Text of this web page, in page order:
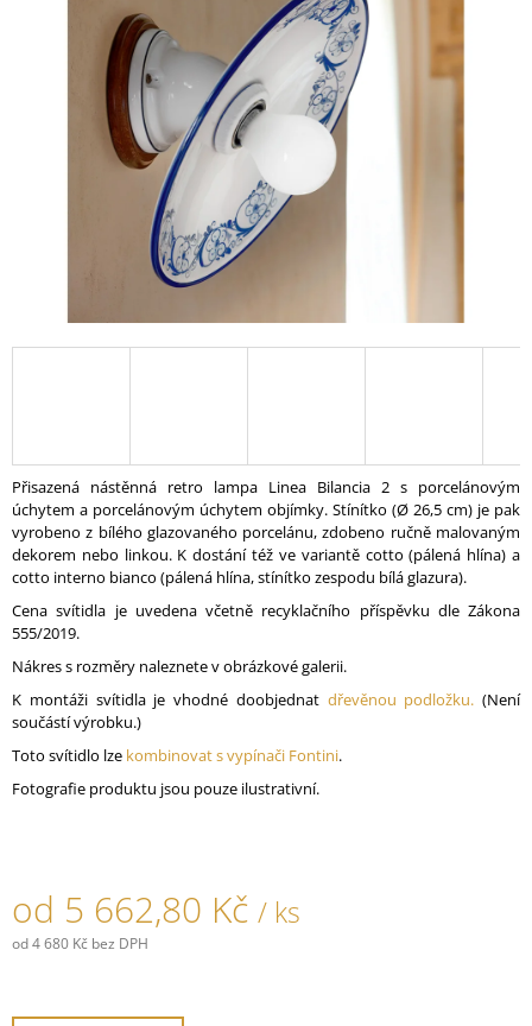
Přisazená nástěnná retro lampa Linea Bilancia 2 s porcelánovým
úchytem a porcelánovým úchytem objímky. Stínítko (Ø 26,5 cm) je pak
vyrobeno z bílého glazovaného porcelánu, zdobeno ručně malovaným
dekorem nebo linkou. K dostání též ve variantě cotto (pálená hlína) a
cotto interno bianco (pálená hlína, stínítko zespodu bílá glazura).
Cena svítidla je uvedena včetně recyklačního příspěvku dle Zákona
555/2019.
Nákres s rozměry naleznete v obrázkové galerii.
K montáži svítidla je vhodné doobjednat dřevěnou podložku. (Není
součástí výrobku.)
Toto svítidlo lze kombinovat s vypínači Fontini.
Fotografie produktu jsou pouze ilustrativní.
od 5 662,80 Kč / ks
od4 680 Kč bez DPH
HLEDAT
R
U
Č
U
J
E
E
PORCELÁNOVÉ
TLAČÍTKO
GARBY
COLONIAL
789,30
Kč